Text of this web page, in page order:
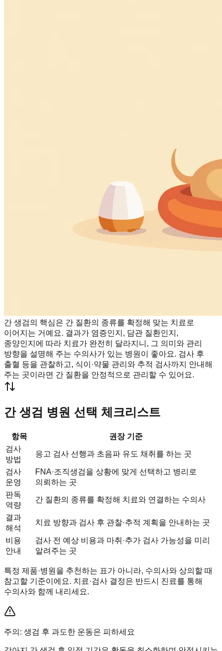
간 생검의 핵심은 간 질환의 종류를 확정해 맞는 치료로
이어지는 거예요. 결과가 염증인지, 담관 질환인지,
종양인지에 따라 치료가 완전히 달라지니, 그 의미와 관리
방향을 설명해 주는 수의사가 있는 병원이 좋아요. 검사 후
출혈 등을 관찰하고, 식이·약물 관리와 추적 검사까지 안내해
주는 곳이라면 간 질환을 안정적으로 관리할 수 있어요.
간 생검 병원 선택 체크리스트
항목
권장 기준
검사
방법
응고 검사 선행과 초음파 유도 채취를 하는 곳
검사
운영
FNA·조직생검을 상황에 맞게 선택하고 병리로
의뢰하는 곳
판독
역량
간 질환의 종류를 확정해 치료와 연결하는 수의사
결과
해석
치료 방향과 검사 후 관찰·추적 계획을 안내하는 곳
비용
안내
검사 전 예상 비용과 마취·추가 검사 가능성을 미리
알려주는 곳
특정 제품·병원을 추천하는 표가 아니라, 수의사와 상의할 때
참고할 기준이에요. 치료·검사 결정은 반드시 진료를 통해
수의사와 함께 내리세요.
주의: 생검 후 과도한 운동은 피하세요